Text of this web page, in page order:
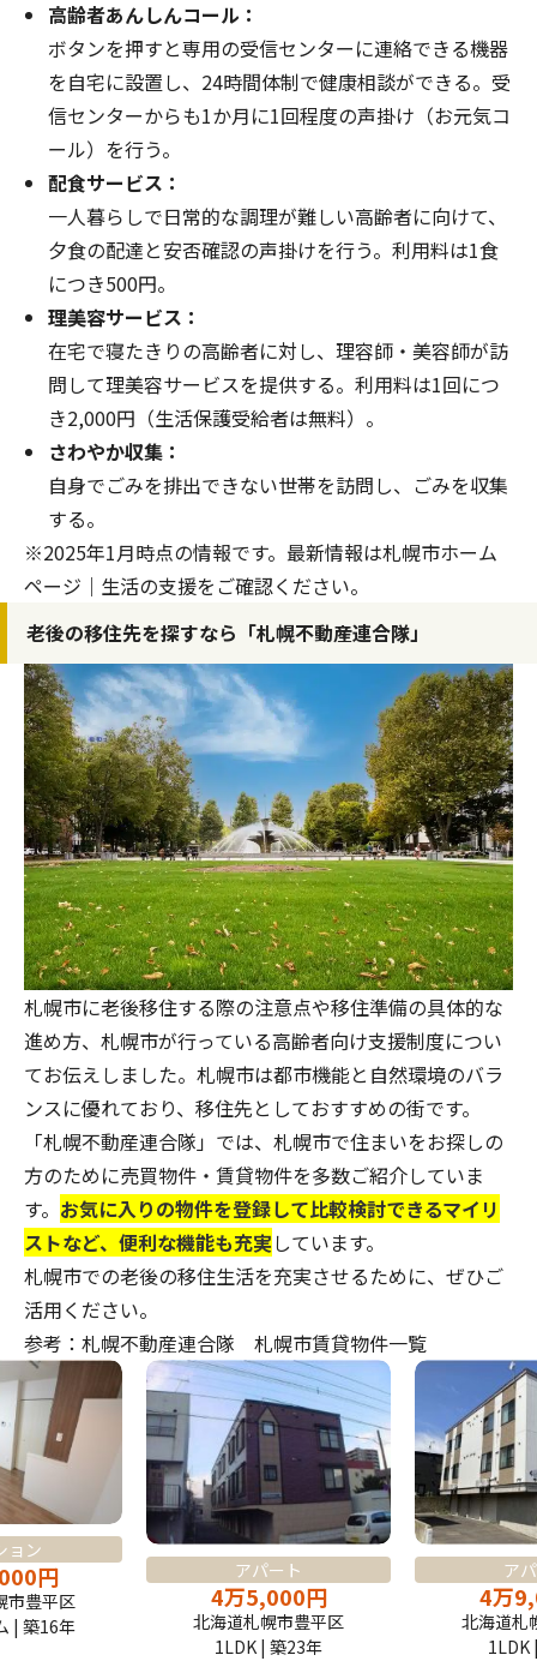
高齢者あんしんコール：
ボタンを押すと専用の受信センターに連絡できる機器
を自宅に設置し、24時間体制で健康相談ができる。受
信センターからも1か月に1回程度の声掛け（お元気コ
ール）を行う。
配食サービス：
一人暮らしで日常的な調理が難しい高齢者に向けて、
夕食の配達と安否確認の声掛けを行う。利用料は1食
につき500円。
理美容サービス：
在宅で寝たきりの高齢者に対し、理容師・美容師が訪
問して理美容サービスを提供する。利用料は1回につ
き2,000円（生活保護受給者は無料）。
さわやか収集：
自身でごみを排出できない世帯を訪問し、ごみを収集
する。
※2025年1月時点の情報です。最新情報は札幌市ホーム
ページ｜生活の支援をご確認ください。
老後の移住先を探すなら「札幌不動産連合隊」
札幌市に老後移住する際の注意点や移住準備の具体的な
進め方、札幌市が行っている高齢者向け支援制度につい
てお伝えしました。札幌市は都市機能と自然環境のバラ
ンスに優れており、移住先としておすすめの街です。
「札幌不動産連合隊」では、札幌市で住まいをお探しの
方のために売買物件・賃貸物件を多数ご紹介していま
す。 お気に入りの物件を登録して比較検討できるマイリ
ストなど、便利な機能も充実しています。
札幌市での老後の移住生活を充実させるために、ぜひご
活用ください。
参考：札幌不動産連合隊 札幌市賃貸物件一覧
ョン
円
市豊平区
| 築16年
アパート
4万5,000円
北海道札幌市豊平区
1LDK | 築23年
ア
4万
北海道札
1LDK